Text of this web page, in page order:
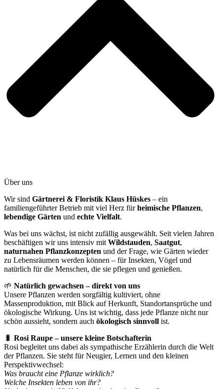
Über uns
Wir sind Gärtnerei & Floristik Klaus Hüskes – ein
familiengeführter Betrieb mit viel Herz fürheimische Pflanzen,
lebendige Gärten und echte Vielfalt.
Was bei uns wächst, ist nicht zufällig ausgewählt. Seit vielen Jahren
beschäftigen wir uns intensiv mit Wildstauden, Saatgut,
naturnahen Pflanzkonzepten und der Frage, wie Gärten wieder
zu Lebensräumen werden können – für Insekten, Vögel und
natürlich für die Menschen, die sie pflegen und genießen.
🌱 Natürlich gewachsen – direkt von uns
Unsere Pflanzen werden sorgfältig kultiviert, ohne
Massenproduktion, mit Blick auf Herkunft, Standortansprüche und
ökologische Wirkung. Uns ist wichtig, dass jede Pflanze nicht nur
schön aussieht, sondern auch ökologisch sinnvoll ist.
🐛 Rosi Raupe – unsere kleine Botschafterin
Rosi begleitet uns dabei als sympathische Erzählerin durch die Welt
der Pflanzen. Sie steht für Neugier, Lernen und den kleinen
Perspektivwechsel:
Was braucht eine Pflanze wirklich?
Welche Insekten leben von ihr?